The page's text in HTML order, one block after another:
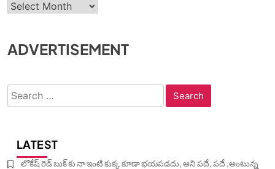
ADVERTISEMENT
Search
for:
LATEST
లోకేష్ రెడ్ బుక్ కు నా ఇంటి కుక్క కూడా భయపడదు, అని పదే, పదే ,అంటున్న